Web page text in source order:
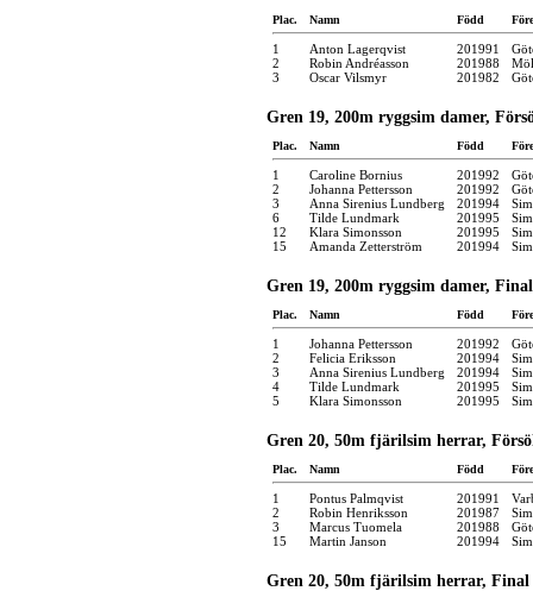
Plac. Namn Född
1 Anton Lagerqvist 201991
2
Robin Andréasson 201988
3
Oscar Vilsmyr 201982
Gren 19, 200m ryggsim damer,
Plac. Namn Född
1 Caroline Bornius 201992
2
Johanna Pettersson 201992
3
Anna Sirenius Lundberg 201994
6
Tilde Lundmark 201995
12
Klara Simonsson 201995
15
Amanda Zetterström 201994
Gren 19, 200m ryggsim damer, Final
Plac. Namn Född
1 Johanna Pettersson 201992
2
Felicia Eriksson 201994
3
Anna Sirenius Lundberg 201994
4
Tilde Lundmark 201995
5
Klara Simonsson 201995
Gren 20, 50m fjärilsim herrar,
Plac. Namn Född
1 Pontus Palmqvist 201991
2
Robin Henriksson 201987
3
Marcus Tuomela 201988
15
Martin Janson 201994
Gren 20, 50m fjärilsim herrar, Final